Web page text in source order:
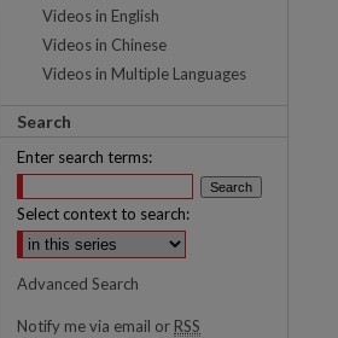
Videos in English
Videos in Chinese
Videos in Multiple Languages
Search
Enter search terms:
Select context to search:
Advanced Search
Notify me via email or RSS